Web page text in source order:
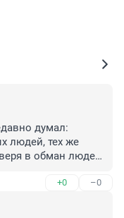
думал:
людей, тех же
в обман людей,
+0 –0